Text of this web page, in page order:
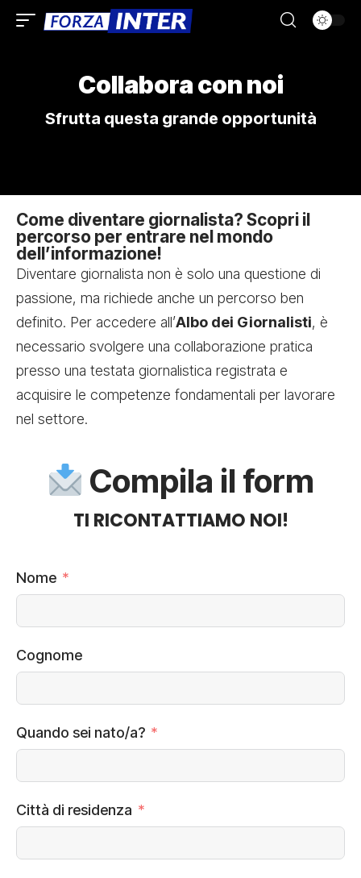
Collabora con noi
Sfrutta questa grande opportunità
Come diventare giornalista? Scopri il
percorso per entrare nel mondo
dell’informazione!
Diventare giornalista non è solo una questione di
passione, ma richiede anche un percorso ben
definito. Per accedere all’Albo dei Giornalisti, è
necessario svolgere una collaborazione pratica
presso una testata giornalistica registrata e
acquisire le competenze fondamentali per lavorare
nel settore.
Compila il form
TI RICONTATTIAMO NOI!
Nome
Cognome
Quando sei nato/a?
Città di residenza